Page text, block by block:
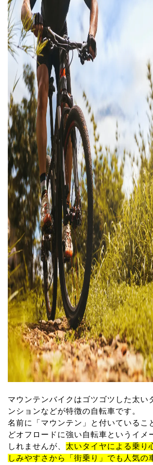
マウンテンバイクはゴツゴツした太い
ンションなどが特徴の自転車です。
名前に「マウンテン」と付いているこ
どオフロードに強い自転車というイメ
しれませんが、 太いタイヤによる乗り
しみやすさから「街乗り」でも人気の